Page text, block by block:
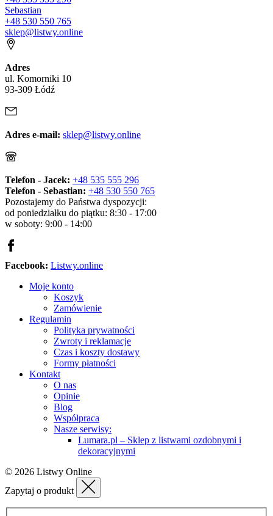
Sebastian
+48 530 550 765
sklep@listwy.online
Adres
ul. Komorniki 10
93-309 Łódź
Adres e-mail: sklep@listwy.online
Telefon - Jacek: +48 535 555 296
Telefon - Sebastian: +48 530 550 765
Pozostajemy do Państwa dyspozycji:
od poniedziałku do piątku: 8:30 - 17:00
w soboty: 9:00 - 14:00
Facebook: Listwy.online
Moje konto
Koszyk
Zamówienie
Regulamin
Polityka prywatności
Zwroty i reklamacje
Czas i koszty dostawy
Formy płatności
Kontakt
O nas
Opinie
Blog
Współpraca
Nasze serwisy:
Lumara.pl – Sklep z listwami ozdobnymi i
dekoracyjnymi
© 2026 Listwy Online
Zapytaj o produkt